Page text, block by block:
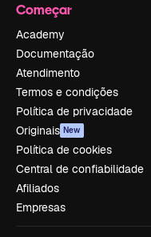
Começar
Academy
Documentação
Atendimento
Termos e condições
Política de privacidade
Originais New
Política de cookies
Central de confiabilidade
Afiliados
Empresas